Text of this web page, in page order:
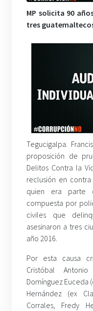
MP solicita 90
tres
Tegucigalpa.
proposición de
Delitos Contra la
reclusión en contra
quien era parte
compuesta por
civiles que
asesinaron a tres
año 2016.
Por esta causa
Cristóbal
Domínguez Euceda
Hernández (ex
Corrales, Fredy